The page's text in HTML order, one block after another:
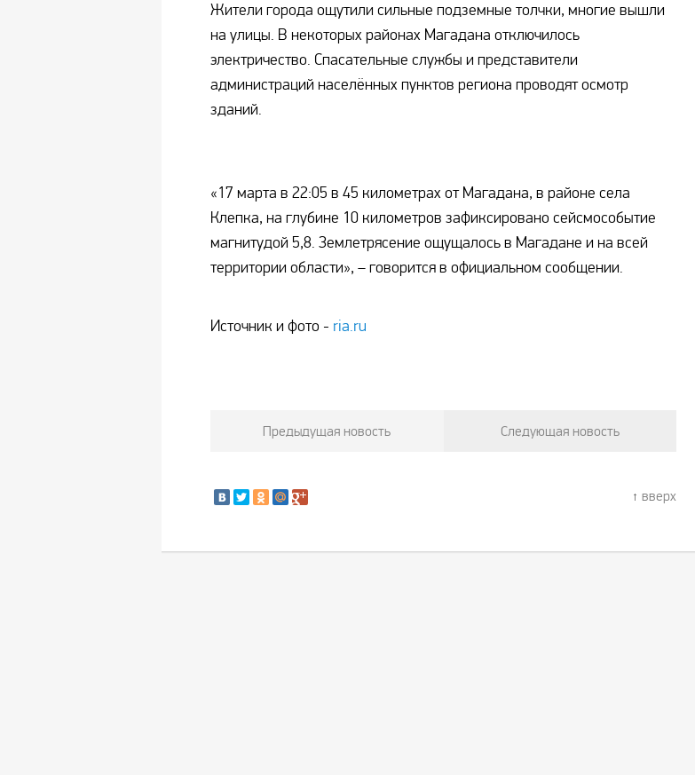
Жители города ощутили сильные подземные толчки, многие вышли
на улицы. В некоторых районах Магадана отключилось
электричество. Спасательные службы и представители
администраций населённых пунктов региона проводят осмотр
зданий.
«17 марта в 22:05 в 45 километрах от Магадана, в районе села
Клепка, на глубине 10 километров зафиксировано сейсмособытие
магнитудой 5,8. Землетрясение ощущалось в Магадане и на всей
территории области», – говорится в официальном сообщении.
Источник и фото - ria.ru
Предыдущая новость Следующая новость
вверх